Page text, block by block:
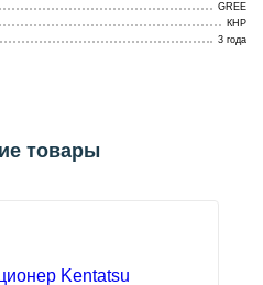
GREE
КНР
3 года
товары